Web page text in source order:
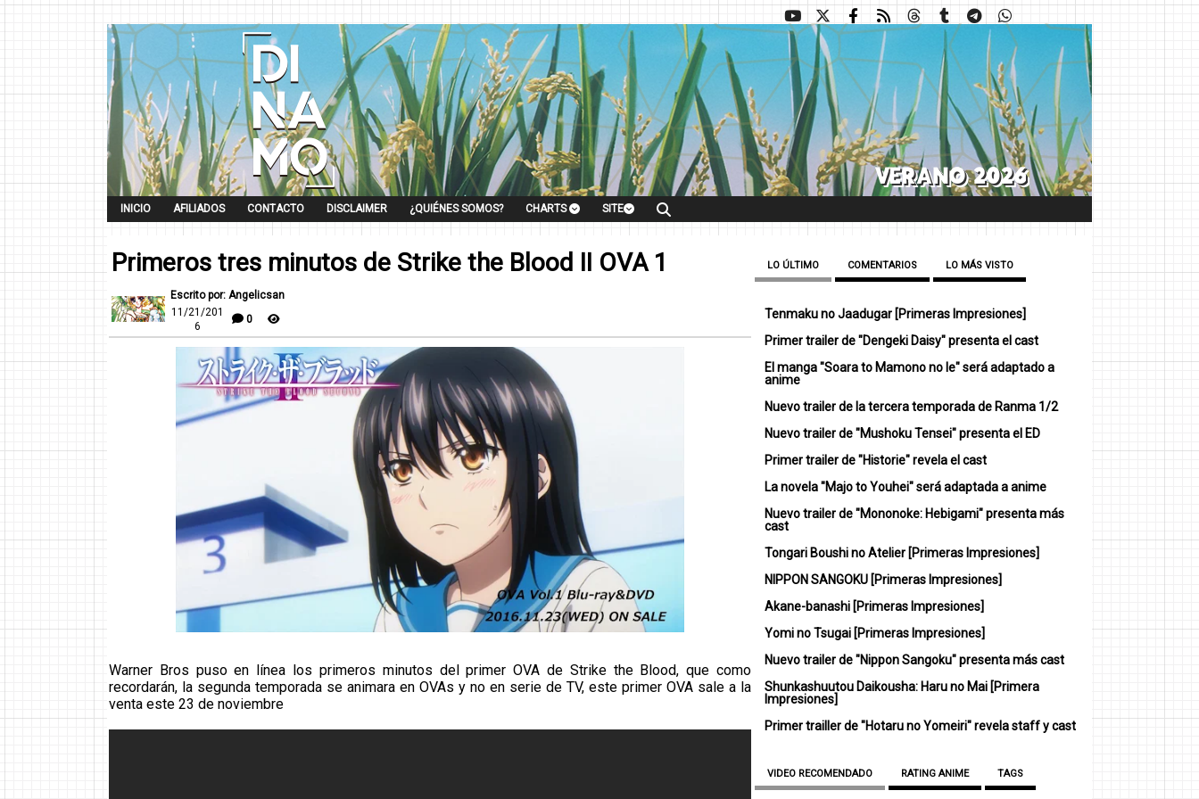
INICIO AFILIADOS CONTACTO DISCLAIMER ¿QUIÉNES SOMOS? CHARTS SITE
Primeros tres minutos de Strike the Blood II OVA 1
Escrito por: Angelicsan
11/21/201
6
0
Warner Bros puso en línea los primeros minutos del primer OVA de Strike the Blood, que como
recordarán, la segunda temporada se animara en OVAs y no en serie de TV, este primer OVA sale a la
venta este 23 de noviembre
LO ÚLTIMO COMENTARIOS LO MÁS VISTO
Tenmaku no Jaadugar [Primeras Impresiones]
Primer trailer de "Dengeki Daisy" presenta el cast
El manga "Soara to Mamono no Ie" será adaptado a
anime
Nuevo trailer de la tercera temporada de Ranma 1/2
Nuevo trailer de "Mushoku Tensei" presenta el ED
Primer trailer de "Historie" revela el cast
La novela "Majo to Youhei" será adaptada a anime
Nuevo trailer de "Mononoke: Hebigami" presenta más
cast
Tongari Boushi no Atelier [Primeras Impresiones]
NIPPON SANGOKU [Primeras Impresiones]
Akane-banashi [Primeras Impresiones]
Yomi no Tsugai [Primeras Impresiones]
Nuevo trailer de "Nippon Sangoku" presenta más cast
Shunkashuutou Daikousha: Haru no Mai [Primera
Impresiones]
Primer trailler de "Hotaru no Yomeiri" revela staff y cast
VIDEO RECOMENDADO RATING ANIME TAGS